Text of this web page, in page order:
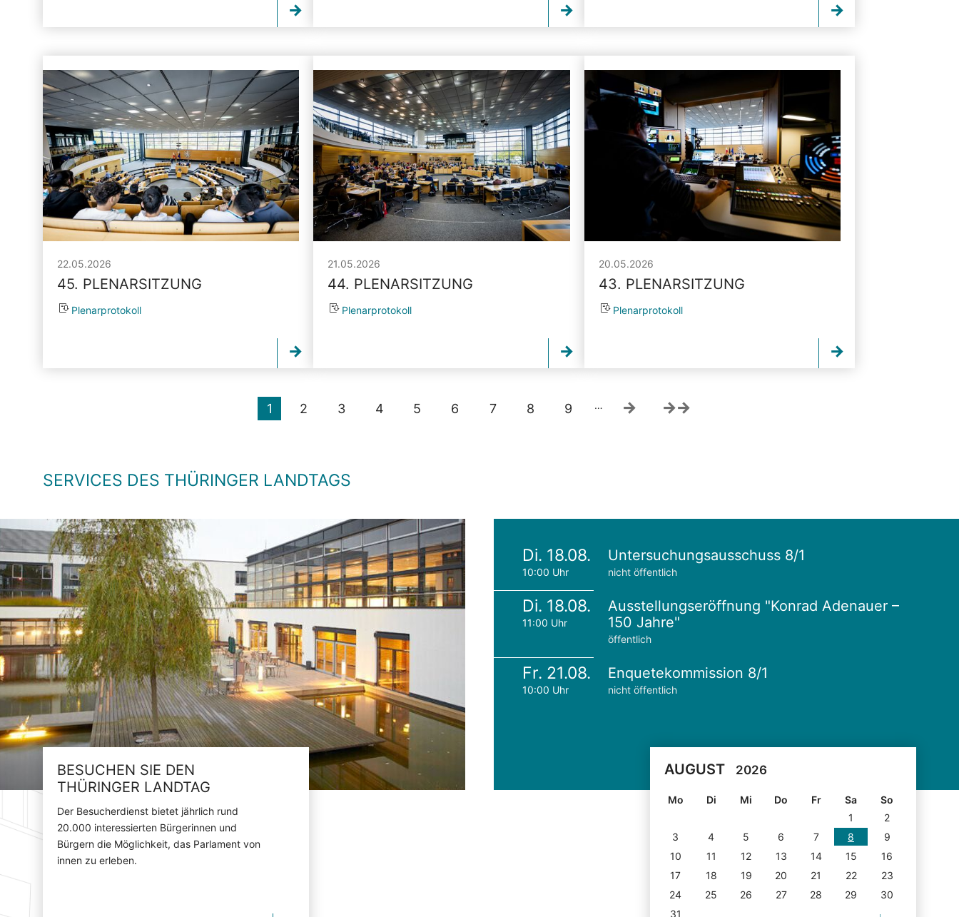
22.05.2026
45. PLENARSITZUNG
Plenarprotokoll
21.05.2026
44. PLENARSITZUNG
Plenarprotokoll
20.05.2026
43. PLENARSITZUNG
Plenarprotokoll
1 2 3 4 5 6 7 8 9 …
SERVICES DES THÜRINGER LANDTAGS
BESUCHEN SIE DEN
THÜRINGER LANDTAG
Der Besucherdienst bietet jährlich rund
20.000 interessierten Bürgerinnen und
Bürgern die Möglichkeit, das Parlament von
innen zu erleben.
Di. 18.08.
10:00 Uhr
Untersuchungsausschuss 8/1
nicht öffentlich
Di. 18.08.
11:00 Uhr
Ausstellungseröffnung "Konrad Adenauer –
150 Jahre"
öffentlich
Fr. 21.08.
10:00 Uhr
Enquetekommission 8/1
nicht öffentlich
AUGUST 2026
Mo Di Mi Do Fr Sa
So
1
2
3
4 5 6 7 8
9
10
11 12 13 14 15
16
17
18 19 20 21 22
23
24
25 26 27 28 29
30
31